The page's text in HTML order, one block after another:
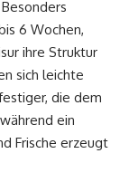
6 Wochen,
ihre Struktur
sich leichte
die dem
ein
Frische erzeugt